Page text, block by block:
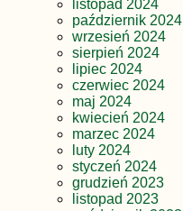
listopad 2024
październik 2024
wrzesień 2024
sierpień 2024
lipiec 2024
czerwiec 2024
maj 2024
kwiecień 2024
marzec 2024
luty 2024
styczeń 2024
grudzień 2023
listopad 2023